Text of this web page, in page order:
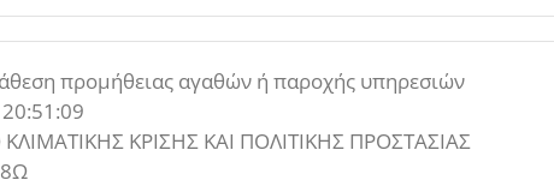
προμήθειας αγαθών ή παροχής υπηρεσιών
ΚΡΙΣΗΣ ΚΑΙ ΠΟΛΙΤΙΚΗΣ ΠΡΟΣΤΑΣΙΑΣ